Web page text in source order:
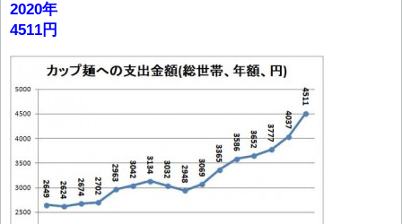
2020年
4511円